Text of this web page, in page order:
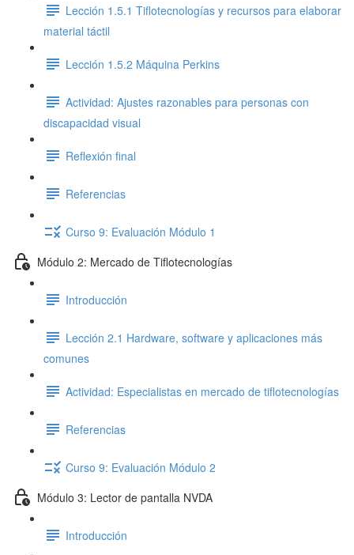
Lección 1.5.1 Tiflotecnologías y recursos para elaborar
material táctil
Lección 1.5.2 Máquina Perkins
Actividad: Ajustes razonables para personas con
discapacidad visual
Reflexión final
Referencias
Curso 9: Evaluación Módulo 1
Módulo 2: Mercado de Tiflotecnologías
Introducción
Lección 2.1 Hardware, software y aplicaciones más
comunes
Actividad: Especialistas en mercado de tiflotecnologías
Referencias
Curso 9: Evaluación Módulo 2
Módulo 3: Lector de pantalla NVDA
Introducción